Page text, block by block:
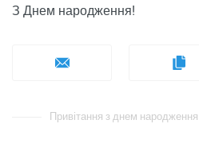
З Днем народження!
Привітання з днем